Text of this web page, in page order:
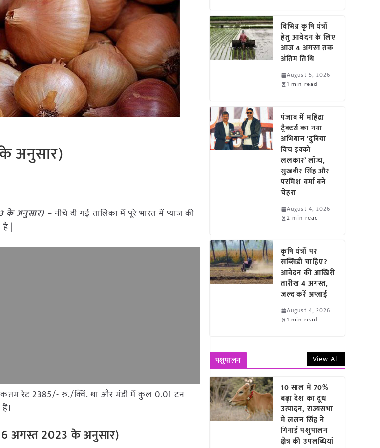
अनुसार)
के अनुसार) – नीचे दी गई तालिका में पूरे भारत में प्याज की
|
रेट 2385/- रु./क्विं. था और मंडी में कुल 0.01 टन
अगस्त 2023 के अनुसार)
विभिन्न कृषि यंत्रों
हेतु आवेदन के लिए
आज 4 अगस्त तक
अंतिम तिथि
August 5, 2026
1 min read
पंजाब में महिंद्रा
ट्रैक्टर्स का नया
अभियान ‘दुनिया
विच इक्को
ललकार’ लॉन्च,
सुखबीर सिंह और
परमिश वर्मा बने
चेहरा
August 4, 2026
2 min read
कृषि यंत्रों पर
सब्सिडी चाहिए?
आवेदन की आखिरी
तारीख 4 अगस्त,
जल्द करें अप्लाई
August 4, 2026
1 min read
पशुपालन View All
10 साल में 70%
बढ़ा देश का दूध
उत्पादन, राज्यसभा
में ललन सिंह ने
गिनाईं पशुपालन
क्षेत्र की उपलब्धियां